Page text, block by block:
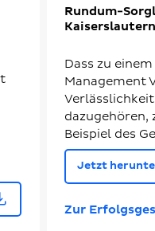
Rundum-
Kaiserslautern
Dass zu
Management
dazugehören,
Beispiel des
Jetzt
Zur